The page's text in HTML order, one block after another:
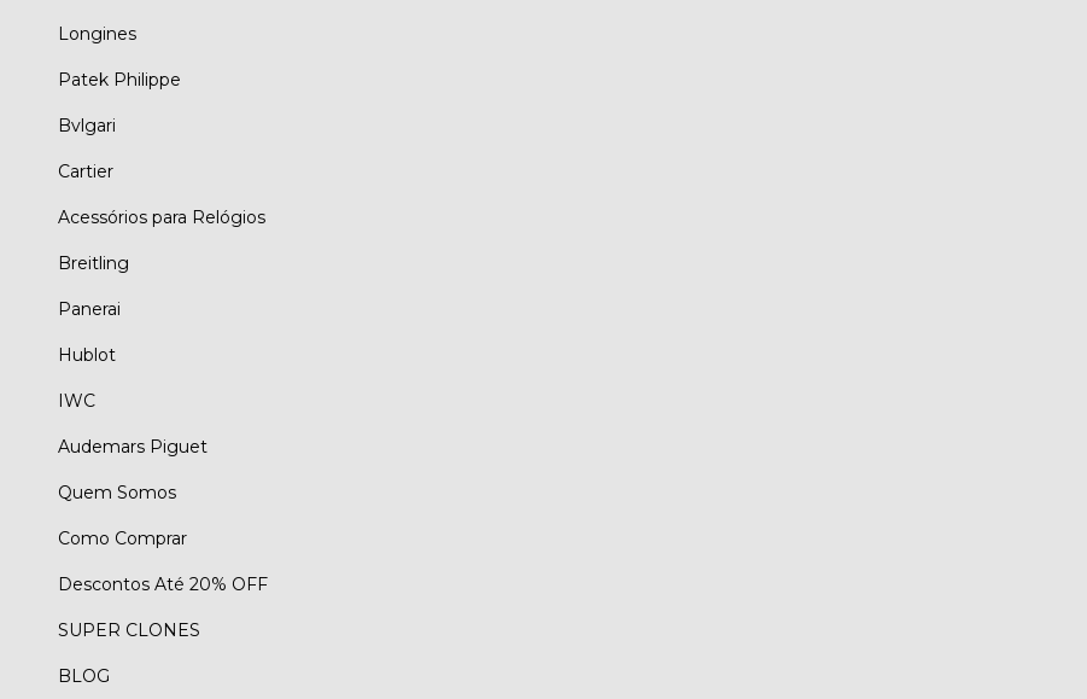
Longines
Patek Philippe
Bvlgari
Cartier
Acessórios para Relógios
Breitling
Panerai
Hublot
IWC
Audemars Piguet
Quem Somos
Como Comprar
Descontos Até 20% OFF
SUPER CLONES
BLOG